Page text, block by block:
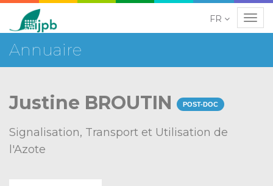
FR
Annuaire
Justine BROUTIN POST-DOC
Signalisation, Transport et Utilisation de
l'Azote